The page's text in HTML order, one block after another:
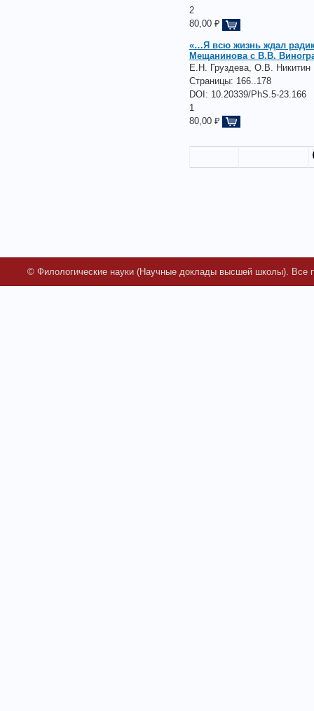
2
80,00 ₽
«…Я всю жизнь ждал
Мещанинова с В.В.
Е.Н. Груздева, О.В. Никитин
Страницы: 166..178
DOI: 10.20339/PhS.5-23.166
1
80,00 ₽
© Филологические науки (Научные доклады высшей школы). Все